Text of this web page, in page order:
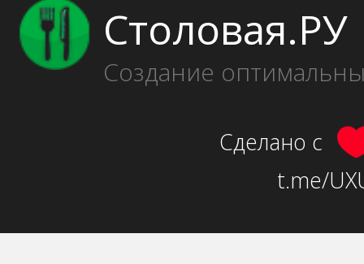
Столовая.РУ
Создание
Сделано с
t.me/